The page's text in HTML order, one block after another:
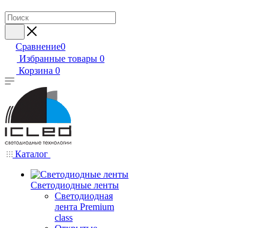
Сравнение0
Избранные товары 0
Корзина 0
Каталог
Светодиодные ленты
Светодиодная
лента Premium
class